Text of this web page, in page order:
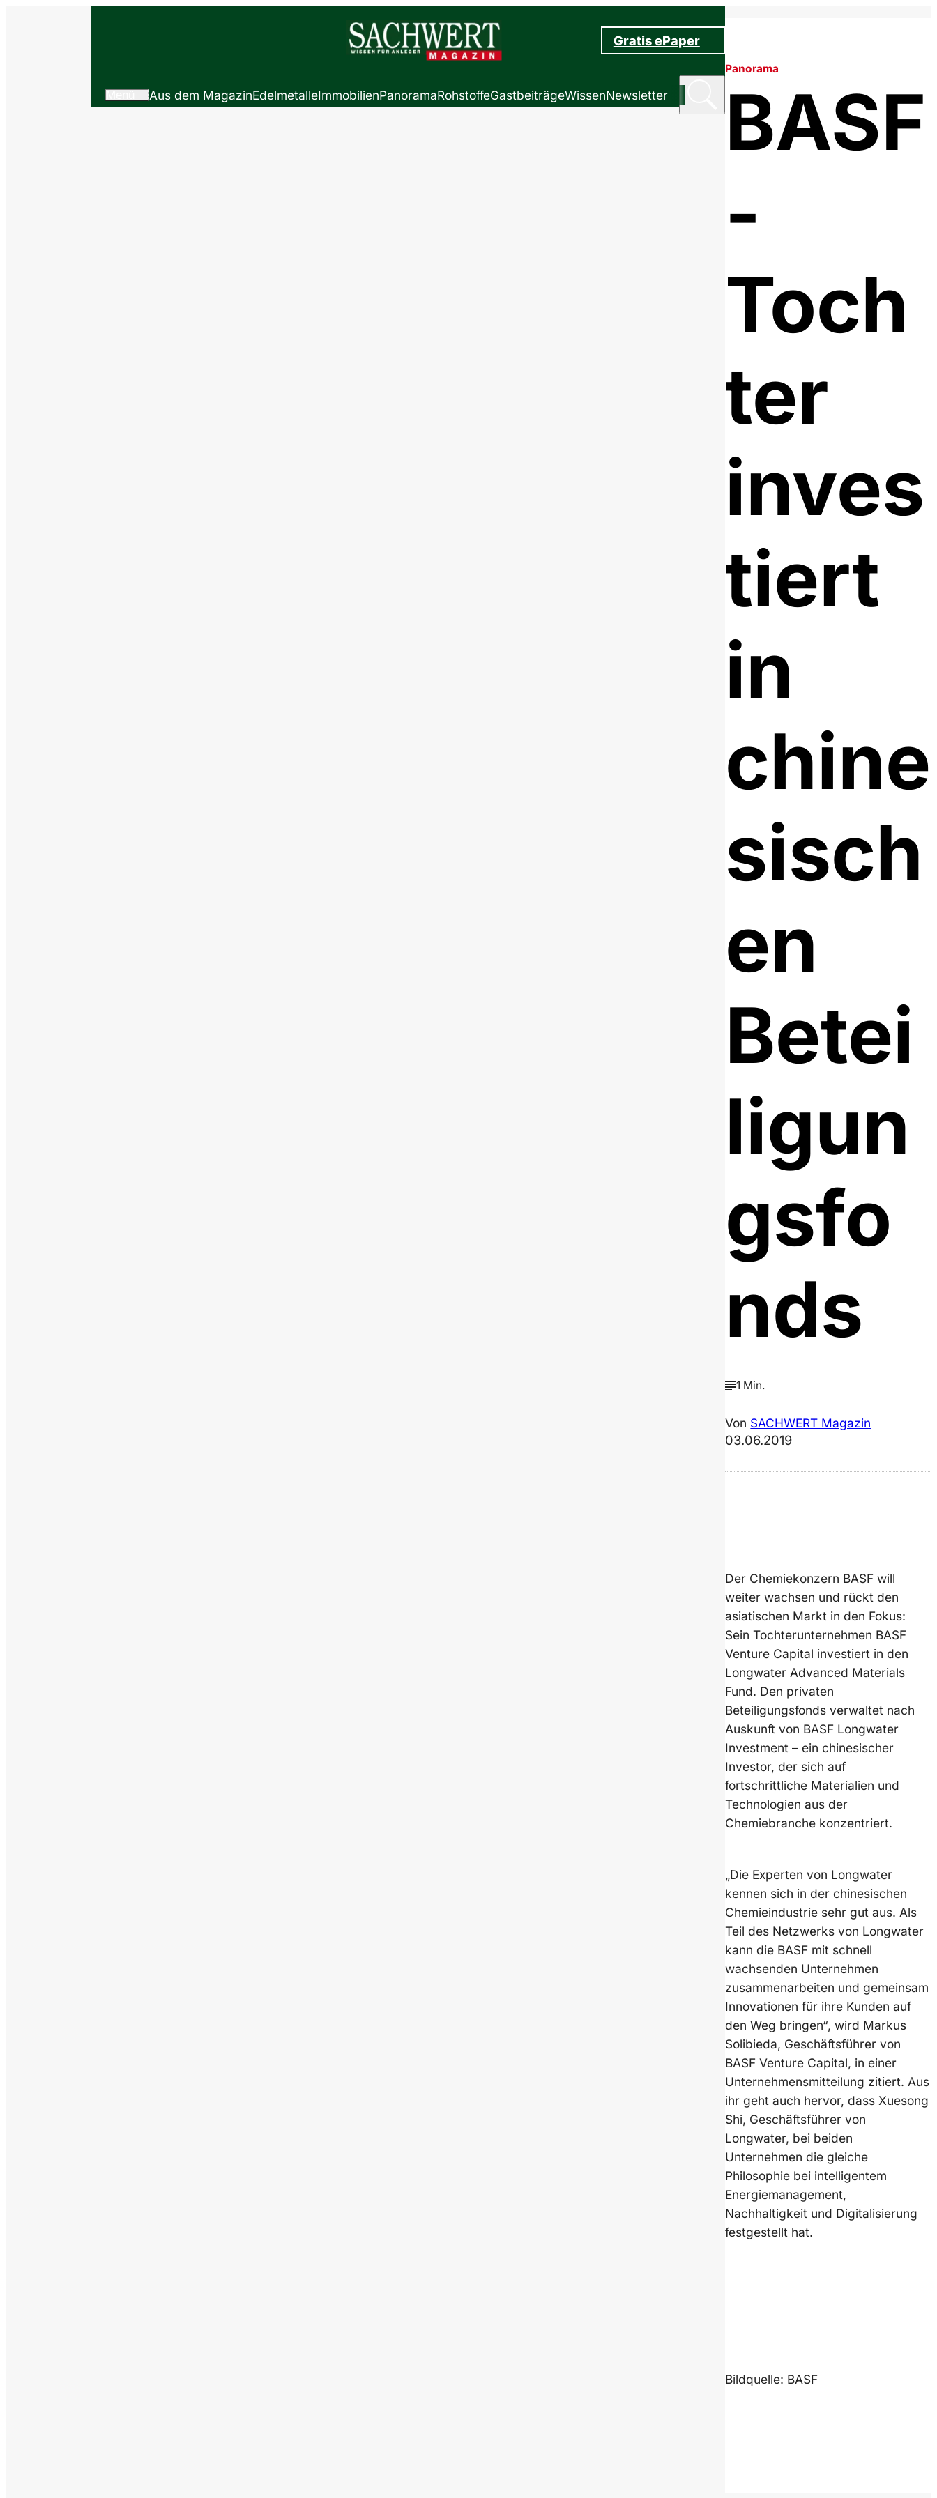
Gratis ePaper
Aus dem MagazinEdelmetalleImmobilienPanoramaRohstoffeGastbeiträgeWissenNewsletter
Panorama
BASF
-
Toch
ter
inves
tiert
in
chine
sisch
en
Betei
ligun
gsfo
nds
1 Min.
Von SACHWERT Magazin
03.06.2019
Der Chemiekonzern BASF will
weiter wachsen und rückt den
asiatischen Markt in den Fokus:
Sein Tochterunternehmen BASF
Venture Capital investiert in den
Longwater Advanced Materials
Fund. Den privaten
Beteiligungsfonds verwaltet nach
Auskunft von BASF Longwater
Investment – ein chinesischer
Investor, der sich auf
fortschrittliche Materialien und
Technologien aus der
Chemiebranche konzentriert.
„Die Experten von Longwater
kennen sich in der chinesischen
Chemieindustrie sehr gut aus. Als
Teil des Netzwerks von Longwater
kann die BASF mit schnell
wachsenden Unternehmen
zusammenarbeiten und gemeinsam
Innovationen für ihre Kunden auf
den Weg bringen“, wird Markus
Solibieda, Geschäftsführer von
BASF Venture Capital, in einer
Unternehmensmitteilung zitiert. Aus
ihr geht auch hervor, dass Xuesong
Shi, Geschäftsführer von
Longwater, bei beiden
Unternehmen die gleiche
Philosophie bei intelligentem
Energiemanagement,
Nachhaltigkeit und Digitalisierung
festgestellt hat.
Bildquelle: BASF